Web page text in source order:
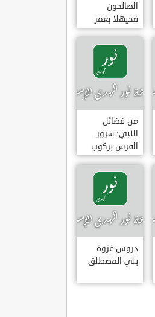
الصالحون
فحيهلا بعمر
(خطبة)
من فضائل
النبي: سرور
الفرس بركوب
النبي وخضوع
البراق له
دروس غزوة
بني المصطلق